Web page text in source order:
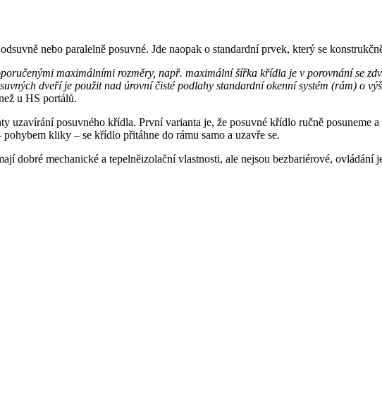
nebo paralelně posuvné. Jde naopak o standardní prvek, který se
maximálními rozměry, např. maximální šířka křídla je v porovnání se
dveří je použit nad úrovní čisté podlahy standardní okenní systém (rám) o
u HS portálů.
uzavírání posuvného křídla. První varianta je, že posuvné křídlo ručně posuneme
kliky – se křídlo přitáhne do rámu samo a uzavře se.
dobré mechanické a tepelněizolační vlastnosti, ale nejsou bezbariérové,